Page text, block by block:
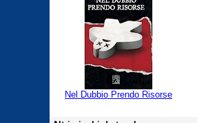
Nel Dubbio Prendo Risorse